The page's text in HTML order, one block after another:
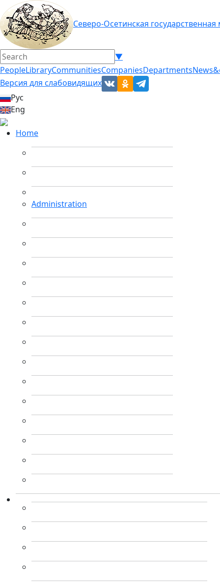
Северо-Осетинская
▼
PeopleLibraryCommunitiesCompaniesDepartments
Версия для слабовидящих
Рус
Eng
Home
Administration